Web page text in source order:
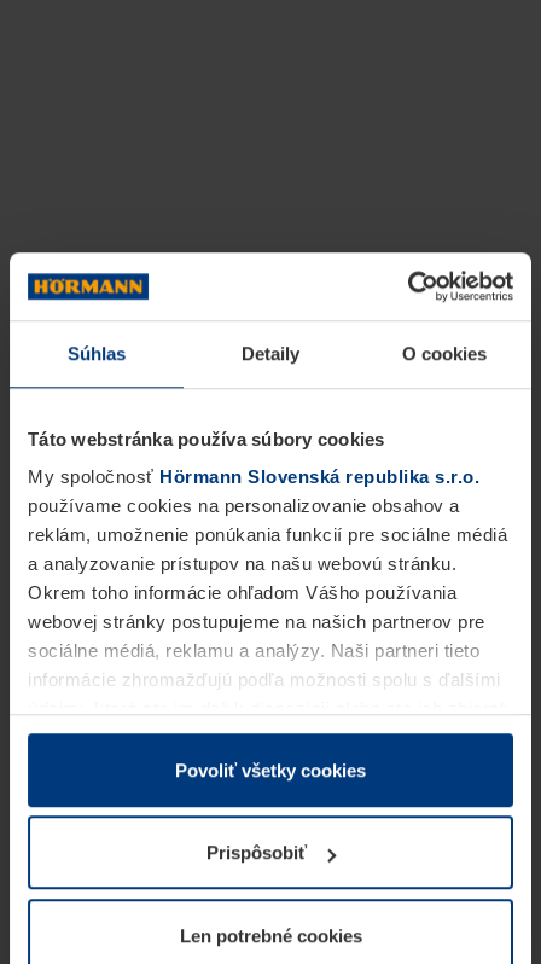
Súhlas Detaily O cookies
Táto webstránka používa súbory cookies
My spoločnosť Hörmann Slovenská republika s.r.o.
používame cookies na personalizovanie obsahov a
reklám, umožnenie ponúkania funkcií pre sociálne médiá
a analyzovanie prístupov na našu webovú stránku.
Okrem toho informácie ohľadom Vášho používania
webovej stránky postupujeme na našich partnerov pre
sociálne médiá, reklamu a analýzy. Naši partneri tieto
informácie zhromažďujú podľa možnosti spolu s ďalšími
v rámci Vášho využívania služieb.
Z právneho hľadiska môžeme cookies ukladať na Vašom
prevádzku tejto stránky. Pre všetky ostatné typy cookie
potrebujeme Vaše povolenie. Vaše povolenie môžete
kedykoľvek zmeniť alebo odvolať vo vysvetlení cookie
našej webovej stránky.
Povoliť všetky cookies
Prispôsobiť
Len potrebné cookies